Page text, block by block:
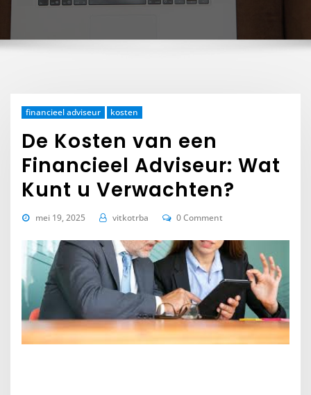
financieel adviseur kosten
De Kosten van een
Financieel Adviseur: Wat
Kunt u Verwachten?
mei 19, 2025 vitkotrba 0 Comment